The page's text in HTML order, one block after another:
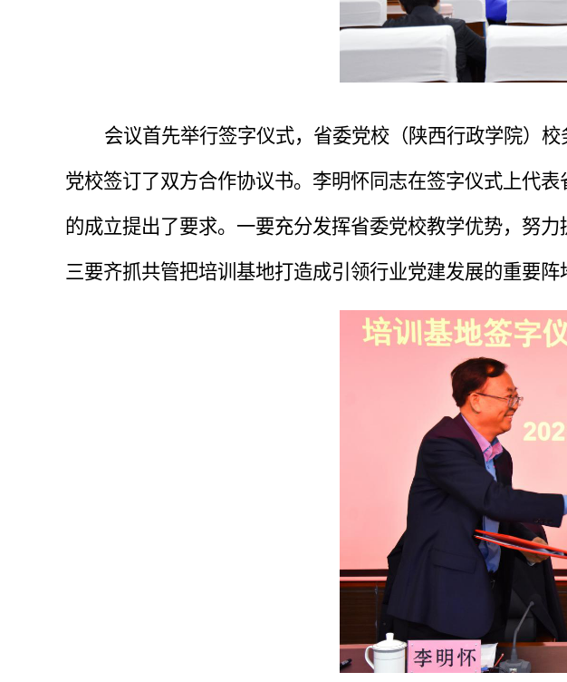
会议首先举行签字仪式，省委党校（陕西行政学院）
党校签订了双方合作协议书。李明怀同志在签字仪式上代
的成立提出了要求。一要充分发挥省委党校教学优势，努
三要齐抓共管把培训基地打造成引领行业党建发展的重要阵